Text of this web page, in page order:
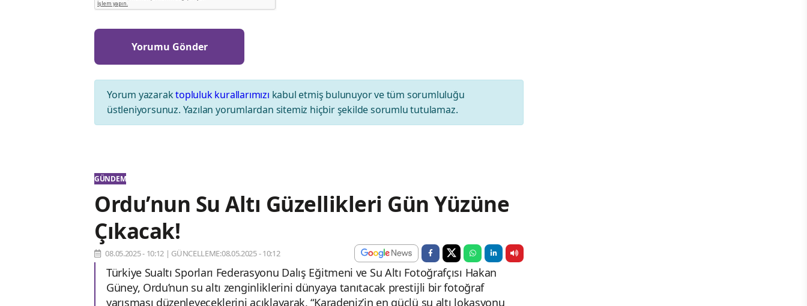
Yorum yazaraktopluluk kurallarımızı kabul etmiş bulunuyor ve tüm sorumluluğu
üstleniyorsunuz. Yazılan yorumlardan sitemiz hiçbir şekilde sorumlu tutulamaz.
GÜNDEM
Ordu’nun Su Altı Güzellikleri Gün Yüzüne
Çıkacak!
08.05.2025 - 10:12 | GÜNCELLEME:08.05.2025 - 10:12
Türkiye Sualtı Sporları Federasyonu Dalış Eğitmeni ve Su Altı Fotoğrafçısı Hakan
Güney, Ordu’nun su altı zenginliklerini dünyaya tanıtacak prestijli bir fotoğraf
yarışması düzenleyeceklerini açıklayarak, “Karadeniz’in en güçlü su altı lokasyonu